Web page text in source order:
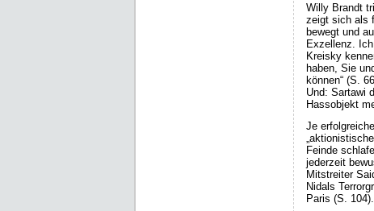
Willy Brandt
zeigt sich als
bewegt und
Exzellenz.
Kreisky
haben, Sie
können“ (S.
Und: Sartawi
Hassobjekt
Je
Feinde
jederzeit
Mitstreiter
Nidals
Paris (S. 104).